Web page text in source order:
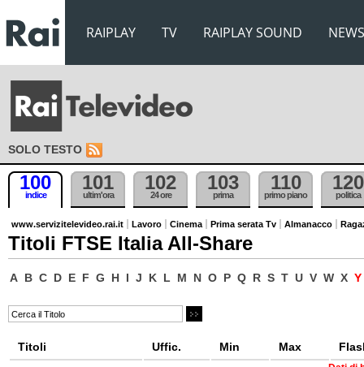
RAIPLAY TV RAIPLAY SOUND NEWS
SOLO TESTO
100
indice
101
ultim'ora
102
24 ore
103
prima
110
primo piano
120
politica
www.servizitelevideo.rai.it Lavoro Cinema Prima serata Tv Almanacco
Titoli FTSE Italia All-Share
A B C D E F G H I J K L M N O P Q R S T U V W X Y
Titoli Uffic. Min Max